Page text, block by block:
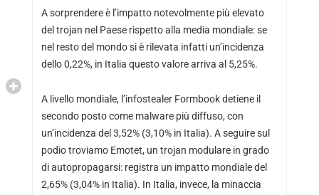
A sorprendere è l’impatto notevolmente più elevato
del trojan nel Paese rispetto alla media mondiale: se
nel resto del mondo si è rilevata infatti un’incidenza
dello 0,22%, in Italia questo valore arriva al 5,25%.
A livello mondiale, l’infostealer Formbook detiene il
secondo posto come malware più diffuso, con
un’incidenza del 3,52% (3,10% in Italia). A seguire sul
podio troviamo Emotet, un trojan modulare in grado
di autopropagarsi: registra un impatto mondiale del
2,65% (3,04% in Italia). In Italia, invece, la minaccia